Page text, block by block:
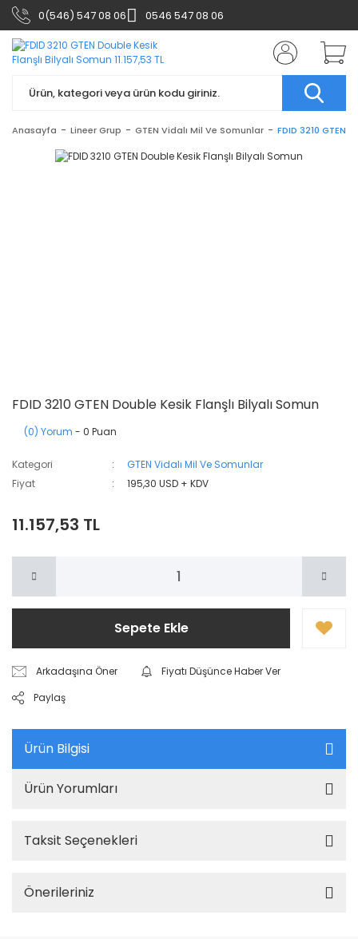
0(546) 547 08 06 0546 547 08 06
Anasayfa Lineer Grup GTEN Vidalı Mil Ve Somunlar FDID 3210 GTEN
FDID 3210 GTEN Double Kesik Flanşlı Bilyalı Somun
(0) Yorum - 0 Puan
Kategori
GTEN Vidalı Mil Ve Somunlar
Fiyat
195,30 USD + KDV
11.157,53 TL
Sepete Ekle
Arkadaşına Öner
Fiyatı Düşünce Haber Ver
Paylaş
Ürün Bilgisi
Ürün Yorumları
Taksit Seçenekleri
Önerileriniz